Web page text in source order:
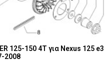
125-150 4T για Nexus 125 e3
2008